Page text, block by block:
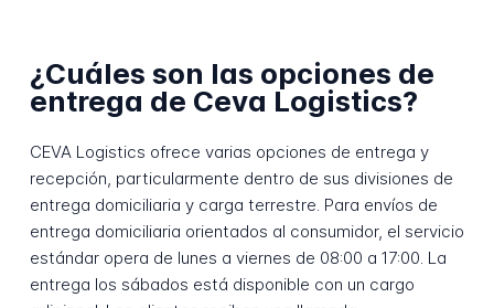
¿Cuáles son las opciones de
entrega de Ceva Logistics?
CEVA Logistics ofrece varias opciones de entrega y
recepción, particularmente dentro de sus divisiones de
entrega domiciliaria y carga terrestre. Para envíos de
entrega domiciliaria orientados al consumidor, el servicio
estándar opera de lunes a viernes de 08:00 a 17:00. La
entrega los sábados está disponible con un cargo